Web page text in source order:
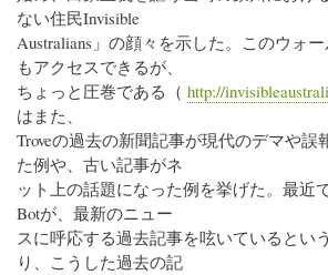
ない住民Invisible
Australians」の顔々を示した。このウォ
もアクセスできるが、
ちょっと圧巻である（ http://
はまた、
Troveの過去の新聞記事が現代のデマや誤
た例や、古い記事がネ
ット上の話題になった例を挙げた。最近
Botが、最新のニュー
スに呼応する過去記事を呟いているとい
り、こうした過去の記